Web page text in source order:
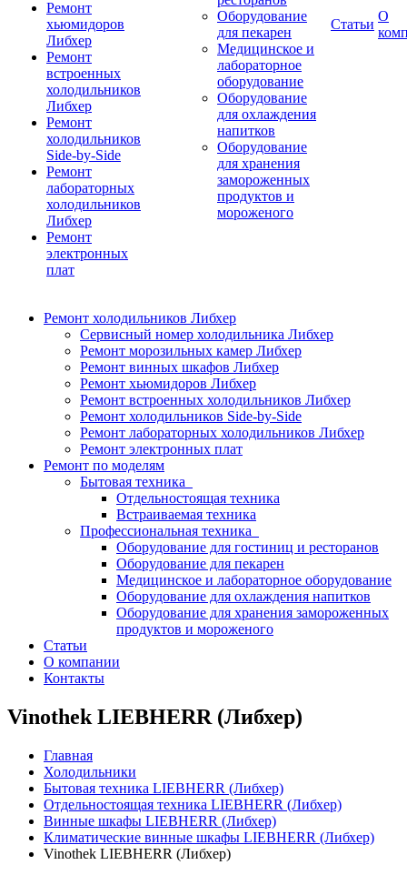
Ремонт
хьюмидоров
Либхер
Ремонт
встроенных
холодильников
Либхер
Ремонт
холодильников
Side-by-Side
Ремонт
лабораторных
холодильников
Либхер
Ремонт
электронных
плат
Оборудование
для пекарен
Медицинское и
лабораторное
оборудование
Оборудование
для охлаждения
напитков
Оборудование
для хранения
замороженных
продуктов и
мороженого
Статьи
О
Ремонт холодильников Либхер
Сервисный номер холодильника Либхер
Ремонт морозильных камер Либхер
Ремонт винных шкафов Либхер
Ремонт хьюмидоров Либхер
Ремонт встроенных холодильников Либхер
Ремонт холодильников Side-by-Side
Ремонт лабораторных холодильников Либхер
Ремонт электронных плат
Ремонт по моделям
Бытовая техника
Отдельностоящая техника
Встраиваемая техника
Профессиональная техника
Оборудование для гостиниц и ресторанов
Оборудование для пекарен
Медицинское и лабораторное оборудование
Оборудование для охлаждения напитков
Оборудование для хранения замороженных
продуктов и мороженого
Статьи
О компании
Контакты
Vinothek LIEBHERR (Либхер)
Главная
Холодильники
Бытовая техника LIEBHERR (Либхер)
Отдельностоящая техника LIEBHERR (Либхер)
Винные шкафы LIEBHERR (Либхер)
Климатические винные шкафы LIEBHERR (Либхер)
Vinothek LIEBHERR (Либхер)